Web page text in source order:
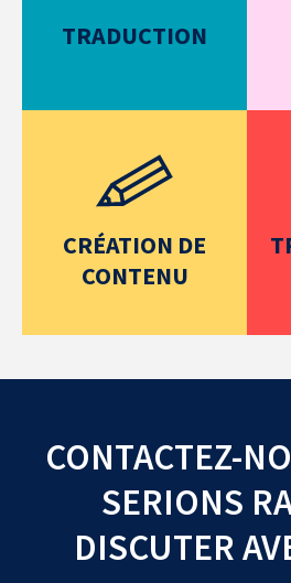
TRADUCTION
CRÉATION DE
CONTENU
CONTACTEZ-
SERIONS
DISCUTER